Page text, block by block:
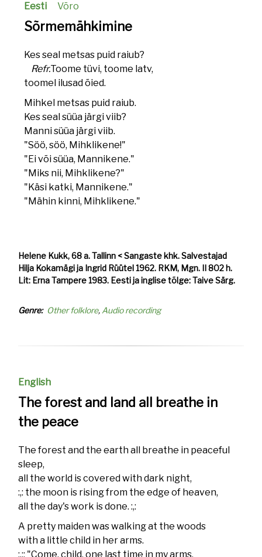
Eesti
Võro
Sõrmemähkimine
Kes seal metsas puid raiub?
Refr.Toome tüvi, toome latv,
toomel ilusad õied.
Mihkel metsas puid raiub.
Kes seal süüa järgi viib?
Manni süüa järgi viib.
"Söö, söö, Mihklikene!"
"Ei või süüa, Mannikene."
"Miks nii, Mihklikene?"
"Käsi katki, Mannikene."
"Mähin kinni, Mihklikene."
Helene Kukk, 68 a. Tallinn < Sangaste khk. Salvestajad
Hilja Kokamägi ja Ingrid Rüütel 1962. RKM, Mgn. II 802 h.
Lit: Erna Tampere 1983. Eesti ja inglise tõlge: Taive Särg.
Genre Other folklore Audio recording
English
The forest and land all breathe in
the peace
The forest and the earth all breathe in peaceful
sleep,
all the world is covered with dark night,
:,: the moon is rising from the edge of heaven,
all the day's work is done. :,:
A pretty maiden was walking at the woods
with a little child in her arms.
:,:: "Come, child, one last time in my arms,